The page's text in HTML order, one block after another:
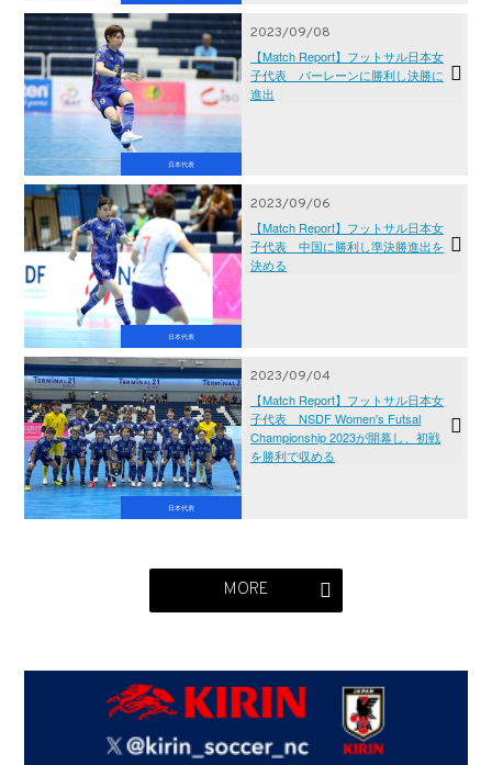
日本代表
2023/09/08
【Match Report】フットサル日本女
子代表 バーレーンに勝利し決勝に
進出
日本代表
2023/09/06
【Match Report】フットサル日本女
子代表 中国に勝利し準決勝進出を
決める
日本代表
2023/09/04
【Match Report】フットサル日本女
子代表 NSDF Women's Futsal
Championship 2023が開幕し、初戦
を勝利で収める
MORE